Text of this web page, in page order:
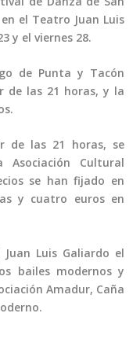
el Teatro Juan Luis
y el viernes 28.
de Punta y Tacón
de las 21 horas, y la
de las 21 horas, se
Cultural
se han fijado en
y cuatro euros en
Luis Galiardo el
bailes modernos y
Amadur, Caña